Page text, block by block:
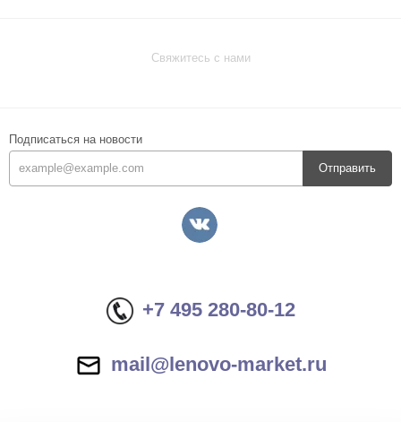
Свяжитесь с нами
Подписаться на новости
Отправить
+7 495 280-80-12
mail@lenovo-market.ru